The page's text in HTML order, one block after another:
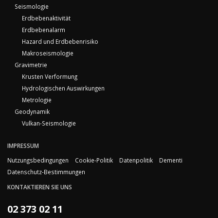
Seismologie
Erdbebenaktivität
Erdbebenalarm
Hazard und Erdbebenrisiko
Makroseismologie
Gravimetrie
Krusten Verformung
Hydrologischen Auswirkungen
Metrologie
Geodynamik
Vulkan-Seismologie
IMPRESSUM
Nutzungsbedingungen
Cookie-Politik Datenpolitik
Dementi
Datenschutz-Bestimmungen
KONTAKTIEREN SIE UNS
02 373 02 11